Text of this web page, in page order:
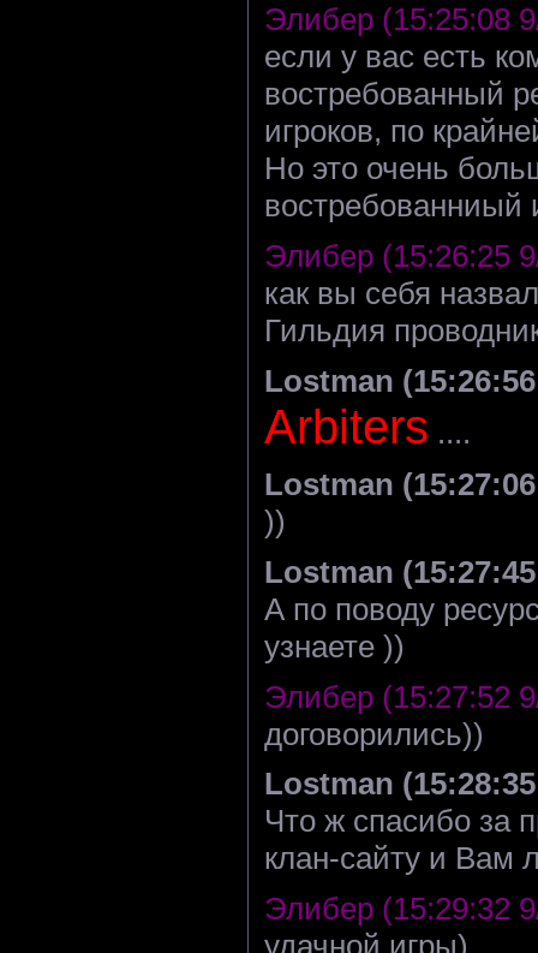
Элибер (15:25:08
если у вас есть
востребованный
игроков, по
Но это очень
востребованниый
Элибер (15:26:25
как вы себя
Гильдия
Lostman
Arbiters ....
Lostman
))
Lostman
А по поводу
узнаете ))
Элибер (15:27:52
договорились))
Lostman
Что ж спасибо за
клан-сайту и Вам
Элибер (15:29:32